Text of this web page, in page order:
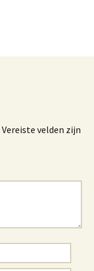
Vereiste velden zijn